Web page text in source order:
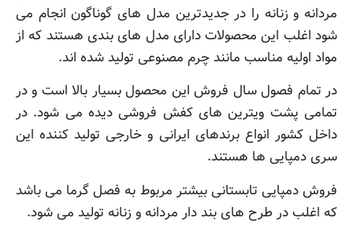
مردانه و زنانه را در جدیدترین مدل های گوناگون انجام می
شود اغلب این محصولات دارای مدل های بندی هستند که از
مواد اولیه مناسب مانند چرم مصنوعی تولید شده اند.
در تمام فصول سال فروش این محصول بسیار بالا است و در
تمامی پشت ویترین های کفش فروشی دیده می شود. در
داخل کشور انواع برندهای ایرانی و خارجی تولید کننده این
سری دمپایی ها هستند.
فروش دمپایی تابستانی بیشتر مربوط به فصل گرما می باشد
که اغلب در طرح های بند دار مردانه و زنانه تولید می شود.